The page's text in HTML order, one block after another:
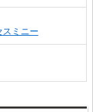
スミニー